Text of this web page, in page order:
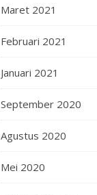
Maret 2021
Februari 2021
Januari 2021
September 2020
Agustus 2020
Mei 2020